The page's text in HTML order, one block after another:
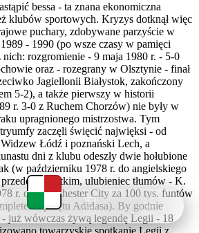
bessa - ta znana ekonomiczna
klubów sportowych. Kryzys dotknął więc
puchary, zdobywane parzyście w
- 1990 (po wsze czasy w pamięci
nich: rozgromienie - 9 maja 1980 r. - 5-0
oraz - rozegrany w Olsztynie - finał
Jagiellonii Białystok, zakończony
5-2), a także pierwszy w historii
r. 3-0 z Ruchem Chorzów) nie były w
upragnionego mistrzostwa. Tym
zaczęli święcić najwięksi - od
Łódź i poznański Lech, a
dni z klubu odeszły dwie hołubione
(w październiku 1978 r. do angielskiego
wszystkim, ulubieniec tłumów - K.
r. do Manchester City za 100 tys. funtów
sprzętu Adidasa). By godnie
już wówczas żywą legendę Legii - 18
towarzyskie spotkanie Legii z
Tabela Menu